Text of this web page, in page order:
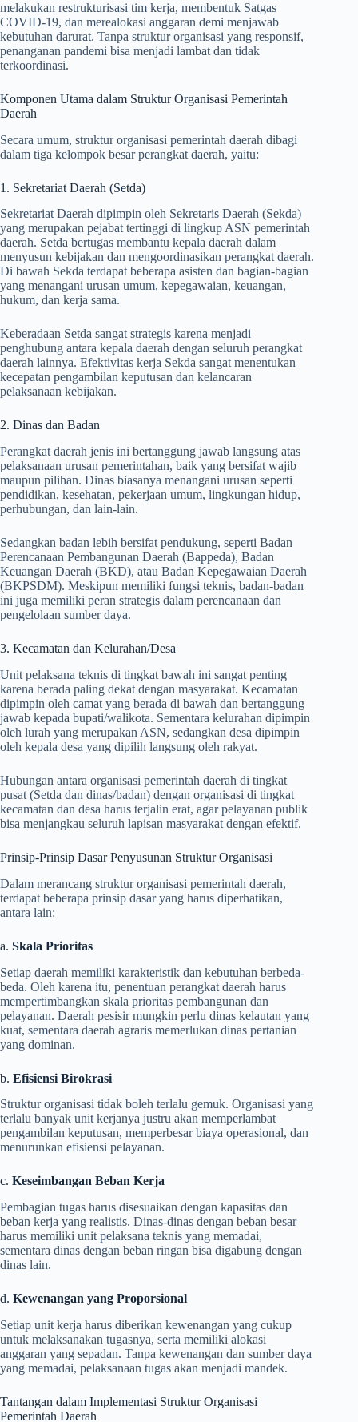
melakukan restrukturisasi tim kerja, membentuk Satgas
COVID-19, dan merealokasi anggaran demi menjawab
kebutuhan darurat. Tanpa struktur organisasi yang responsif,
penanganan pandemi bisa menjadi lambat dan tidak
terkoordinasi.
Komponen Utama dalam Struktur Organisasi Pemerintah
Daerah
Secara umum, struktur organisasi pemerintah daerah dibagi
dalam tiga kelompok besar perangkat daerah, yaitu:
1. Sekretariat Daerah (Setda)
Sekretariat Daerah dipimpin oleh Sekretaris Daerah (Sekda)
yang merupakan pejabat tertinggi di lingkup ASN pemerintah
daerah. Setda bertugas membantu kepala daerah dalam
menyusun kebijakan dan mengoordinasikan perangkat daerah.
Di bawah Sekda terdapat beberapa asisten dan bagian-bagian
yang menangani urusan umum, kepegawaian, keuangan,
hukum, dan kerja sama.
Keberadaan Setda sangat strategis karena menjadi
penghubung antara kepala daerah dengan seluruh perangkat
daerah lainnya. Efektivitas kerja Sekda sangat menentukan
kecepatan pengambilan keputusan dan kelancaran
pelaksanaan kebijakan.
2. Dinas dan Badan
Perangkat daerah jenis ini bertanggung jawab langsung atas
pelaksanaan urusan pemerintahan, baik yang bersifat wajib
maupun pilihan. Dinas biasanya menangani urusan seperti
pendidikan, kesehatan, pekerjaan umum, lingkungan hidup,
perhubungan, dan lain-lain.
Sedangkan badan lebih bersifat pendukung, seperti Badan
Perencanaan Pembangunan Daerah (Bappeda), Badan
Keuangan Daerah (BKD), atau Badan Kepegawaian Daerah
(BKPSDM). Meskipun memiliki fungsi teknis, badan-badan
ini juga memiliki peran strategis dalam perencanaan dan
pengelolaan sumber daya.
3. Kecamatan dan Kelurahan/Desa
Unit pelaksana teknis di tingkat bawah ini sangat penting
karena berada paling dekat dengan masyarakat. Kecamatan
dipimpin oleh camat yang berada di bawah dan bertanggung
jawab kepada bupati/walikota. Sementara kelurahan dipimpin
oleh lurah yang merupakan ASN, sedangkan desa dipimpin
oleh kepala desa yang dipilih langsung oleh rakyat.
Hubungan antara organisasi pemerintah daerah di tingkat
pusat (Setda dan dinas/badan) dengan organisasi di tingkat
kecamatan dan desa harus terjalin erat, agar pelayanan publik
bisa menjangkau seluruh lapisan masyarakat dengan efektif.
Prinsip-Prinsip Dasar Penyusunan Struktur Organisasi
Dalam merancang struktur organisasi pemerintah daerah,
terdapat beberapa prinsip dasar yang harus diperhatikan,
antara lain:
a. Skala Prioritas
Setiap daerah memiliki karakteristik dan kebutuhan berbeda-
beda. Oleh karena itu, penentuan perangkat daerah harus
mempertimbangkan skala prioritas pembangunan dan
pelayanan. Daerah pesisir mungkin perlu dinas kelautan yang
kuat, sementara daerah agraris memerlukan dinas pertanian
yang dominan.
b. Efisiensi Birokrasi
Struktur organisasi tidak boleh terlalu gemuk. Organisasi yang
terlalu banyak unit kerjanya justru akan memperlambat
pengambilan keputusan, memperbesar biaya operasional, dan
menurunkan efisiensi pelayanan.
c. Keseimbangan Beban Kerja
Pembagian tugas harus disesuaikan dengan kapasitas dan
beban kerja yang realistis. Dinas-dinas dengan beban besar
harus memiliki unit pelaksana teknis yang memadai,
sementara dinas dengan beban ringan bisa digabung dengan
dinas lain.
d. Kewenangan yang Proporsional
Setiap unit kerja harus diberikan kewenangan yang cukup
untuk melaksanakan tugasnya, serta memiliki alokasi
anggaran yang sepadan. Tanpa kewenangan dan sumber daya
yang memadai, pelaksanaan tugas akan menjadi mandek.
Tantangan dalam Implementasi Struktur Organisasi
Pemerintah Daerah